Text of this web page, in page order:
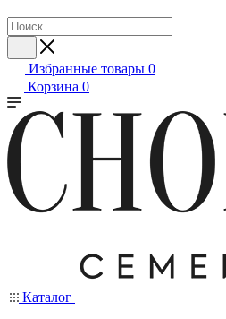
Избранные товары 0
Корзина 0
Каталог